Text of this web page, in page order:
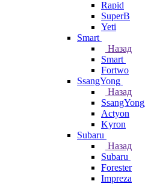
Rapid
SuperB
Yeti
Smart
Назад
Smart
Fortwo
SsangYong
Назад
SsangYong
Actyon
Kyron
Subaru
Назад
Subaru
Forester
Impreza